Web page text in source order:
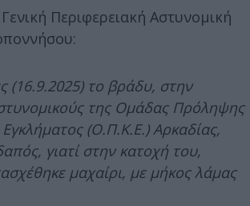
Περιφερειακή Αστυνομική
(16.9.2025) το βράδυ, στην
της Ομάδας Πρόληψης
(Ο.Π.Κ.Ε.) Αρκαδίας,
γιατί στην κατοχή του,
μαχαίρι, με μήκος λάμας